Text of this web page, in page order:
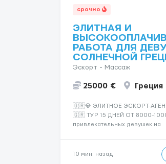
срочно
ЭЛИТНАЯ И
РАБОТА ДЛЯ
СОЛНЕЧНОЙ
Эскорт - Массаж
25000 € Греция
🇬🇷💎 ЭЛИТНОЕ ЭСКОРТ-
🇬🇷 ТУР 15 ДНЕЙ ОТ 8000-
привлекательных девушек на
хорошие деньги 💶 — это
10 мин. назад